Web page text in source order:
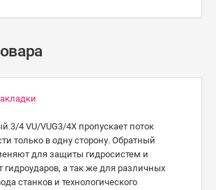
3/4 VU/VUG3/4X пропускает поток
только в одну сторону. Обратный
для защиты гидросистем и
гидроударов, а так же для различных
станков и технологического